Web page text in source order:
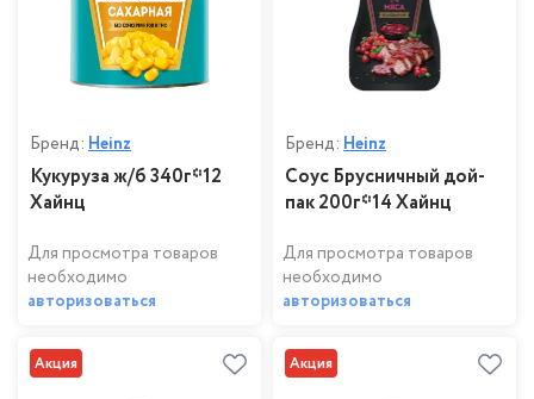
Бренд: Heinz
Кукуруза ж/б 340г*12
Хайнц
Для просмотра товаров
необходимо
авторизоваться
Бренд: Heinz
Соус Брусничный дой-
пак 200г*14 Хайнц
Для просмотра товаров
необходимо
авторизоваться
Акция Акция